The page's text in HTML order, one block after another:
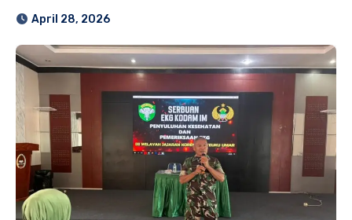
April 28, 2026